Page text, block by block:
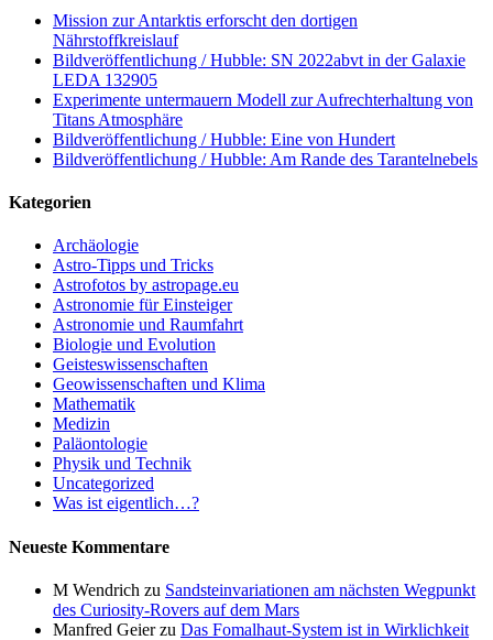
Mission zur Antarktis erforscht den dortigen
Nährstoffkreislauf
Bildveröffentlichung / Hubble: SN 2022abvt in der Galaxie
LEDA 132905
Experimente untermauern Modell zur Aufrechterhaltung von
Titans Atmosphäre
Bildveröffentlichung / Hubble: Eine von Hundert
Bildveröffentlichung / Hubble: Am Rande des Tarantelnebels
Kategorien
Archäologie
Astro-Tipps und Tricks
Astrofotos by astropage.eu
Astronomie für Einsteiger
Astronomie und Raumfahrt
Biologie und Evolution
Geisteswissenschaften
Geowissenschaften und Klima
Mathematik
Medizin
Paläontologie
Physik und Technik
Uncategorized
Was ist eigentlich…?
Neueste Kommentare
M Wendrich zu Sandsteinvariationen am nächsten Wegpunkt
des Curiosity-Rovers auf dem Mars
Manfred Geierzu Das Fomalhaut-System ist in Wirklichkeit